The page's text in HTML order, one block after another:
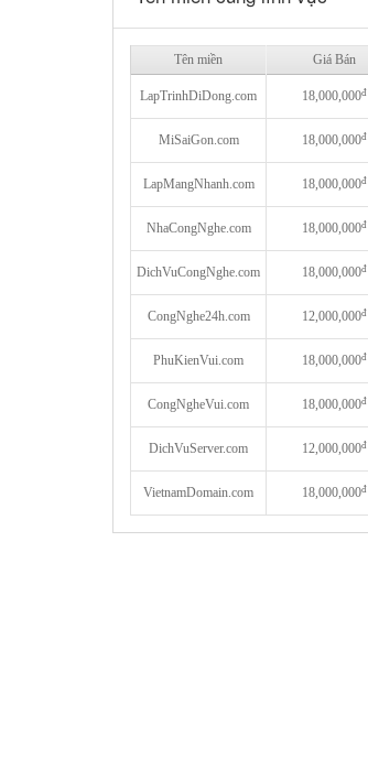
Tên miền Giá Bán
LapTrinhDiDong.com 18,000,000đ
MiSaiGon.com 18,000,000đ
LapMangNhanh.com 18,000,000đ
NhaCongNghe.com 18,000,000đ
DichVuCongNghe.com 18,000,000đ
CongNghe24h.com 12,000,000đ
PhuKienVui.com 18,000,000đ
CongNgheVui.com 18,000,000đ
DichVuServer.com 12,000,000đ
VietnamDomain.com 18,000,000đ